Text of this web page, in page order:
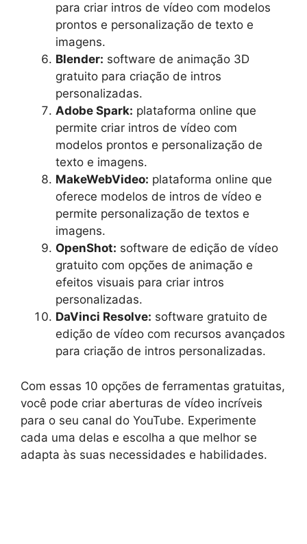
para criar intros de vídeo com modelos
prontos e personalização de texto e
imagens.
Blender: software de animação 3D
gratuito para criação de intros
personalizadas.
Adobe Spark: plataforma online que
permite criar intros de vídeo com
modelos prontos e personalização de
texto e imagens.
MakeWebVideo: plataforma online que
oferece modelos de intros de vídeo e
permite personalização de textos e
imagens.
OpenShot: software de edição de vídeo
gratuito com opções de animação e
efeitos visuais para criar intros
personalizadas.
DaVinci Resolve: software gratuito de
edição de vídeo com recursos avançados
para criação de intros personalizadas.
Com essas 10 opções de ferramentas gratuitas,
você pode criar aberturas de vídeo incríveis
para o seu canal do YouTube. Experimente
cada uma delas e escolha a que melhor se
adapta às suas necessidades e habilidades.